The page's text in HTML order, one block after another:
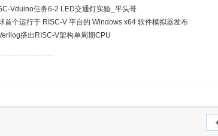
Vduino任务6-2 LED交通灯实验_平头哥
首个运行于 RISC-V 平台的 Windows x64 软件模拟器发布
搭出RISC-V架构单周期CPU